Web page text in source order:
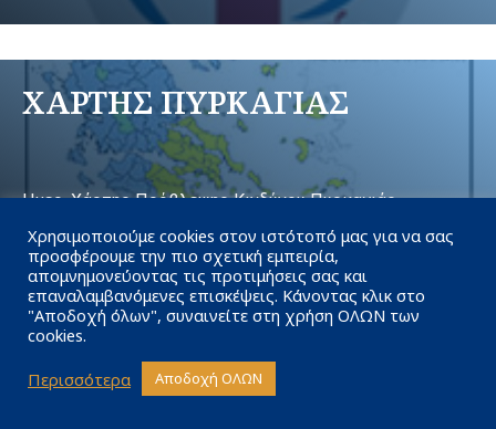
ΧΑΡΤΗΣ ΠΥΡΚΑΓΙΑΣ
Ημερ. Χάρτης Πρόβλεψης Κινδύνου Πυρκαγιάς
ΓΕΥΣΕΙΣ ΕΛΛΗΝΩΝ
Χρησιμοποιούμε cookies στον ιστότοπό μας για να σας
προσφέρουμε την πιο σχετική εμπειρία,
απομνημονεύοντας τις προτιμήσεις σας και
επαναλαμβανόμενες επισκέψεις. Κάνοντας κλικ στο
"Αποδοχή όλων", συναινείτε στη χρήση ΟΛΩΝ των
cookies.
Περισσότερα
Αποδοχή ΟΛΩΝ